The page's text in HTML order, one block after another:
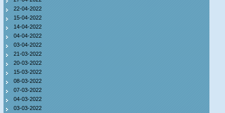
22-04-2022
15-04-2022
14-04-2022
04-04-2022
03-04-2022
21-03-2022
20-03-2022
15-03-2022
08-03-2022
07-03-2022
04-03-2022
03-03-2022